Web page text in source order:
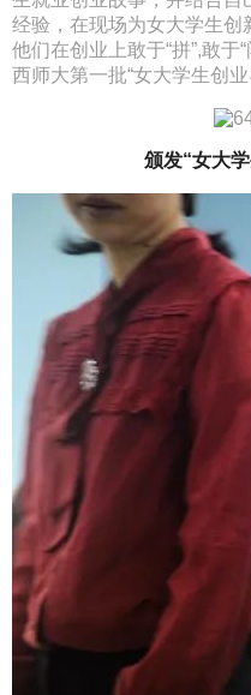
经验，在现场为女大学生创
他们在创业上敢于“拼”,敢于
西师大第一批“女大学生创业
颁发“女大